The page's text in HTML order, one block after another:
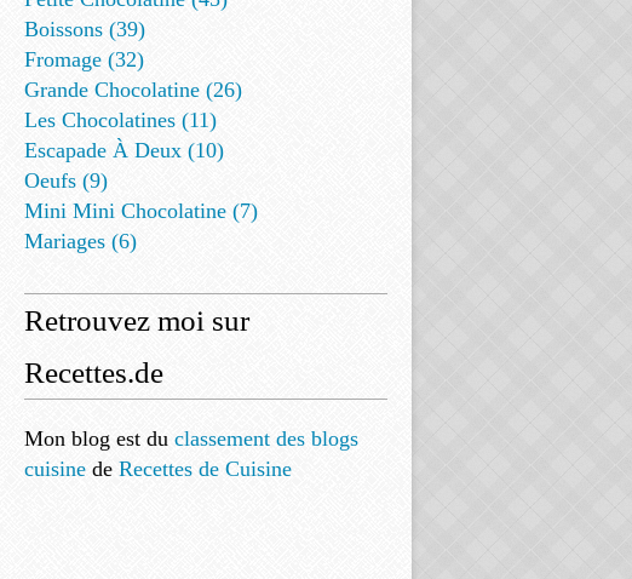
Boissons (39)
Fromage (32)
Grande Chocolatine (26)
Les Chocolatines (11)
Escapade À Deux (10)
Oeufs (9)
Mini Mini Chocolatine (7)
Mariages (6)
Retrouvez moi sur
Recettes.de
Mon blog est du classement des blogs
cuisine de Recettes de Cuisine